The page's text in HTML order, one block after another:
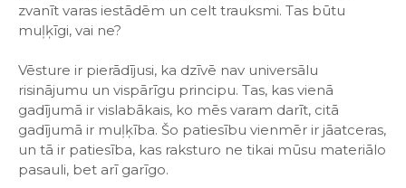
zvanīt varas iestādēm un celt trauksmi. Tas būtu
muļķīgi, vai ne?
Vēsture ir pierādījusi, ka dzīvē nav universālu
risinājumu un vispārīgu principu. Tas, kas vienā
gadījumā ir vislabākais, ko mēs varam darīt, citā
gadījumā ir muļķība. Šo patiesību vienmēr ir jāatceras,
un tā ir patiesība, kas raksturo ne tikai mūsu materiālo
pasauli, bet arī garīgo.